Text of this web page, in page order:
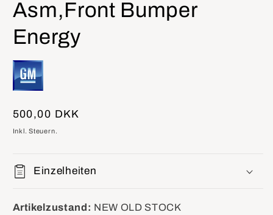
Asm,Front Bumper
Energy
Normaler
Preis
500,00 DKK
Inkl. Steuern.
Einzelheiten
Artikelzustand: NEW OLD STOCK